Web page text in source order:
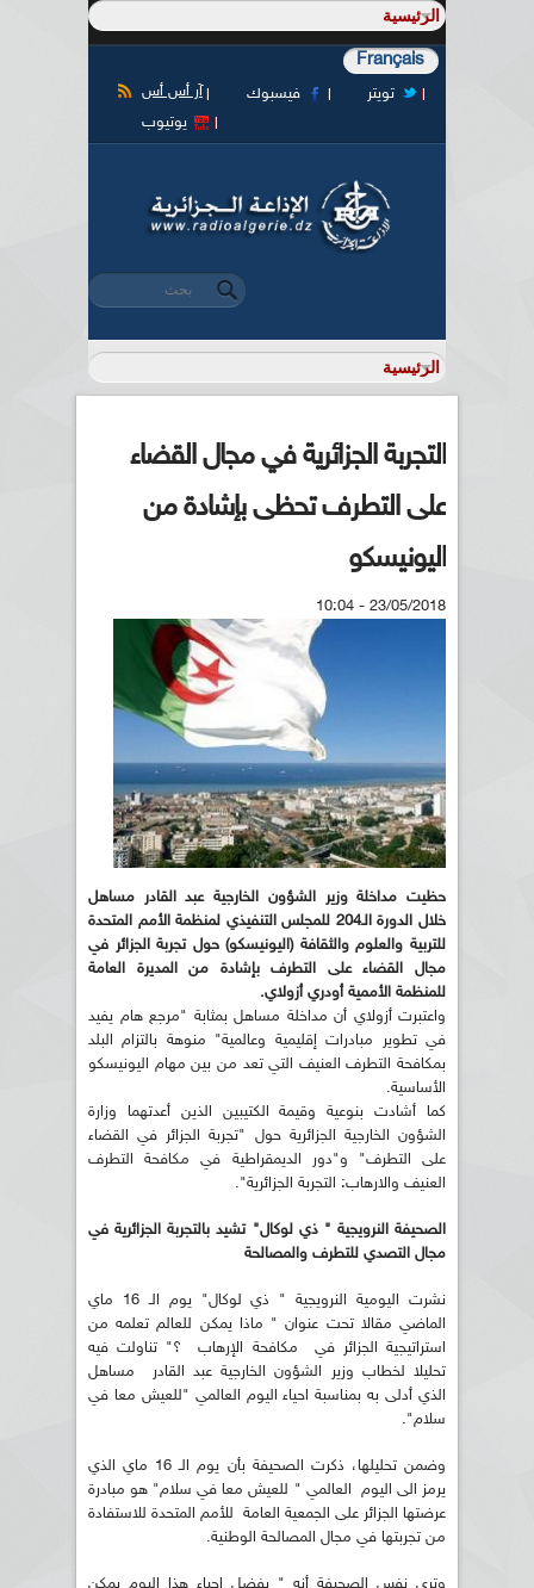
Français
آر أس أس فيسبوك
تويتر
يوتيوب
استمارة البحث
‏بحث ‏
التجربة الجزائرية في مجال القضاء
على التطرف تحظى بإشادة من
اليونيسكو
23/05/2018 - 10:04
حظيت مداخلة وزير الشؤون الخارجية عبد القادر مساهل
خلال الدورة الـ204 للمجلس التنفيذي لمنظمة الأمم المتحدة
للتربية والعلوم والثقافة (اليونيسكو) حول تجربة الجزائر في
مجال القضاء على التطرف بإشادة من المديرة العامة
للمنظمة الأممية أودري أزولاي.
واعتبرت أزولاي أن مداخلة مساهل بمثابة "مرجع هام يفيد
في تطوير مبادرات إقليمية وعالمية" منوهة بالتزام البلد
بمكافحة التطرف العنيف التي تعد من بين مهام اليونيسكو
الأساسية.
كما أشادت بنوعية وقيمة الكتيبين الذين أعدتهما وزارة
الشؤون الخارجية الجزائرية حول "تجربة الجزائر في القضاء
على التطرف" و"دور الديمقراطية في مكافحة التطرف
العنيف والارهاب: التجربة الجزائرية".
الصحيفة النرويجية " ذي لوكال" تشيد بالتجربة الجزائرية في
مجال التصدي للتطرف والمصالحة
نشرت اليومية النرويجية " ذي لوكال" يوم الـ 16 ماي
الماضي مقالا تحت عنوان " ماذا يمكن للعالم تعلمه من
استراتيجية الجزائر في مكافحة الإرهاب ؟" تناولت فيه
تحليلا لخطاب وزير الشؤون الخارجية عبد القادر مساهل
الذي أدلى به بمناسبة احياء اليوم العالمي "للعيش معا في
سلام".
وضمن تحليلها، ذكرت الصحيفة بأن يوم الـ 16 ماي الذي
يرمز الى اليوم العالمي " للعيش معا في سلام" هو مبادرة
عرضتها الجزائر على الجمعية العامة للأمم المتحدة للاستفادة
من تجربتها في مجال المصالحة الوطنية.
وترى نفس الصحيفة أنه " بفضل احياء هذا اليوم يمكن